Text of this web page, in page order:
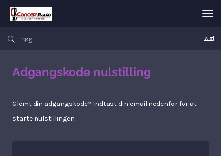
Adgangskode nulstilling
Glemt din adgangskode? Indtast din email nedenfor for at
starte nulstillingen.